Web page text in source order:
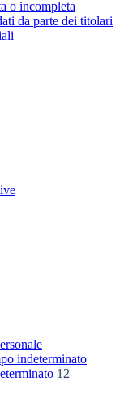
o incompleta
da parte dei titolari
indeterminato
12